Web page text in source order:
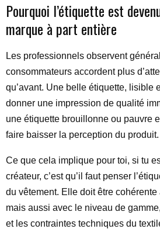
Pourquoi l’étiquette est
marque à part entière
Les professionnels observent
consommateurs accordent plus
qu’avant. Une belle étiquette, lisible
donner une impression de qualité
une étiquette brouillonne ou pauvre
faire baisser la perception du produit.
Ce que cela implique pour toi, si tu
créateur, c’est qu’il faut penser
du vêtement. Elle doit être cohérente
mais aussi avec le niveau de
et les contraintes techniques du